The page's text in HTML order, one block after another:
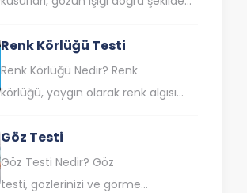
yaygın görme bozukluklarıdır.
Özellikle bu durum, uzağı veya
yakını…
Renk Körlüğü Testi
Renk Körlüğü Nedir? Renk
körlüğü, yaygın olarak renk algısı
renkleri veya tonları görme veya
ayırt…
Göz Testi
Göz Testi Nedir? Göz
testi, gözlerinizi ve görme